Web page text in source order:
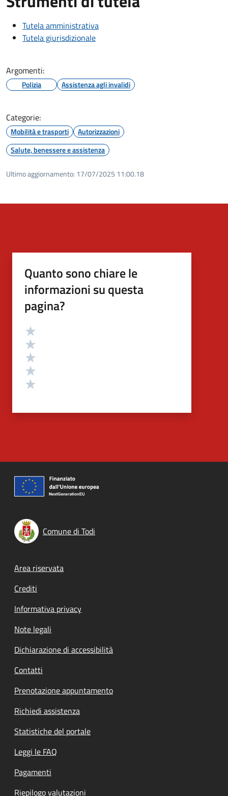
Tutela amministrativa
Tutela giurisdizionale
Argomenti:
Polizia Assistenza agli invalidi
Categorie:
Mobilità e trasporti
Autorizzazioni
Salute, benessere e assistenza
Ultimo aggiornamento: 17/07/2025 11:00.18
Quanto sono chiare le
informazioni su questa
pagina?
Valutazione
Comune di Todi
Footer menu
Area riservata
Crediti
Informativa privacy
Note legali
Dichiarazione di accessibilità
Contatti
Prenotazione appuntamento
Richiedi assistenza
Statistiche del portale
Leggi le FAQ
Pagamenti
Riepilogo valutazioni